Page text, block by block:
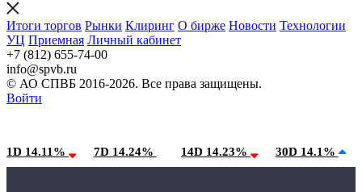
Итоги торгов Рынки Клиринг О бирже Новости Технологии
УЦ Приемная Личный кабинет
+7 (812) 655-74-00
info@spvb.ru
© АО СПВБ 2016-2026. Все права защищены.
Войти
1D 14.11% 7D 14.24% 14D 14.23% 30D 14.1%